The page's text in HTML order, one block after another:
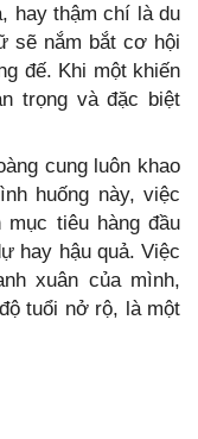
hay thậm chí là du
sẽ nắm bắt cơ hội
đế. Khi một khiến
trọng và đặc biệt
cung luôn khao
huống này, việc
tiêu hàng đầu
hay hậu quả. Việc
xuân của mình,
tuổi nở rộ, là một